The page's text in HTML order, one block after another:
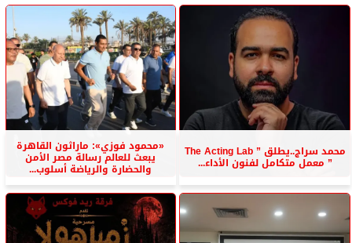
محمد سراج..يطلق ” The Acting Lab
” معمل متكامل لفنون الأداء...
«محمود فوزي»: ماراثون القاهرة
يبعث للعالم رسالة مصر الأمن
والحضارة والرياضة أسلوب...